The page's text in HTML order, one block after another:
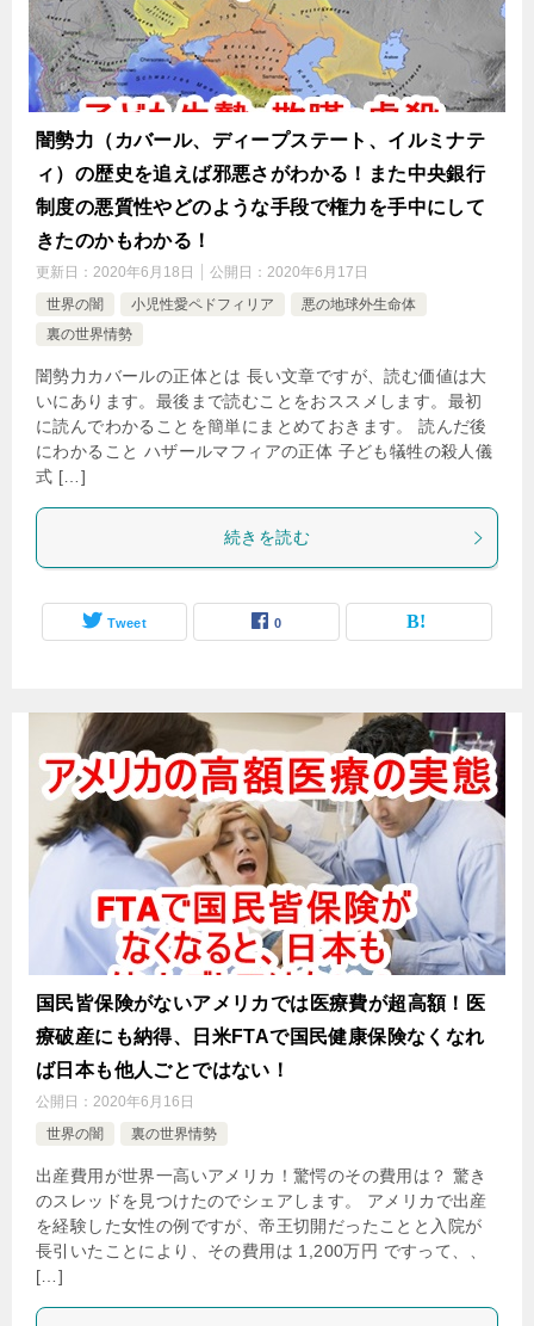
闇勢力（カバール、ディープステート、イルミナテ
ィ）の歴史を追えば邪悪さがわかる！また中央銀行
制度の悪質性やどのような手段で権力を手中にして
きたのかもわかる！
更新日： 2020年6月18日 公開日： 2020年6月17日
世界の闇
小児性愛ペドフィリア
悪の地球外生命体
裏の世界情勢
闇勢力カバールの正体とは 長い文章ですが、読む価値は大
いにあります。最後まで読むことをおススメします。最初
に読んでわかることを簡単にまとめておきます。 読んだ後
にわかること ハザールマフィアの正体 子ども犠牲の殺人儀
式 […]
続きを読む
Tweet 0
国民皆保険がないアメリカでは医療費が超高額！医
療破産にも納得、日米FTAで国民健康保険なくなれ
ば日本も他人ごとではない！
公開日： 2020年6月16日
世界の闇
裏の世界情勢
出産費用が世界一高いアメリカ！驚愕のその費用は？ 驚き
のスレッドを見つけたのでシェアします。 アメリカで出産
を経験した女性の例ですが、帝王切開だったことと入院が
長引いたことにより、その費用は 1,200万円 ですって、、
[…]